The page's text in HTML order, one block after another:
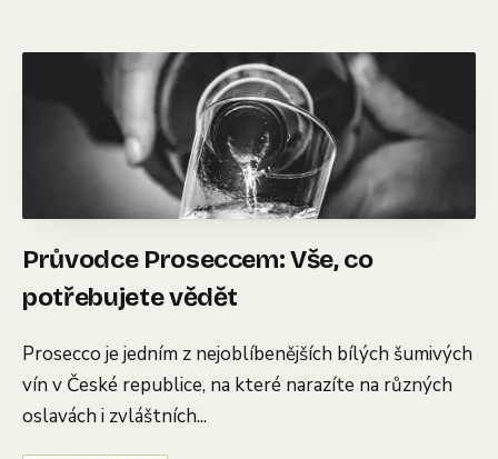
Průvodce Proseccem: Vše, co
potřebujete vědět
Prosecco je jedním z nejoblíbenějších bílých šumivých
vín v České republice, na které narazíte na různých
oslavách i zvláštních...